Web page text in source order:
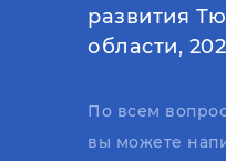
развития
области,
По всем
вы можете